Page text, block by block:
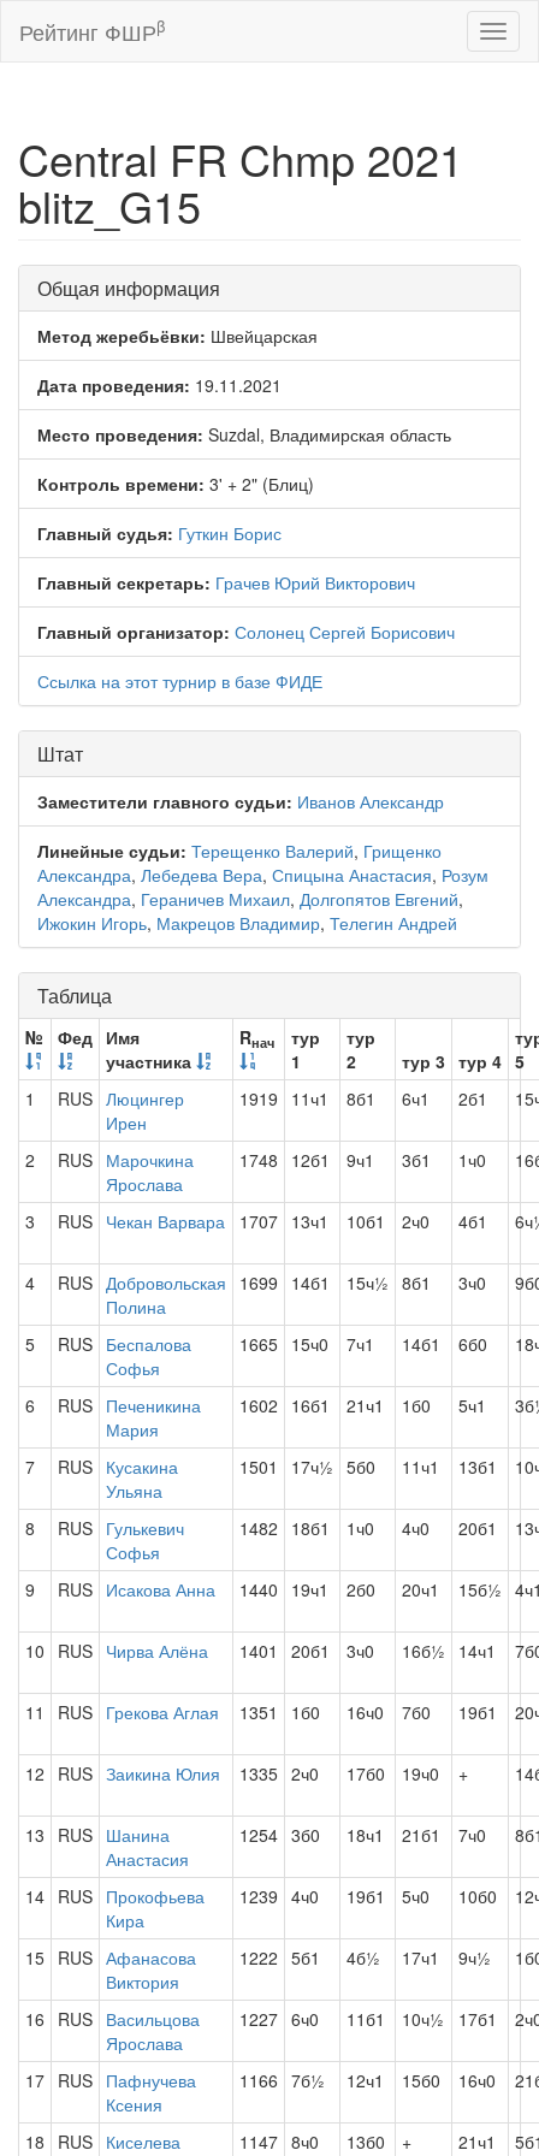
Рейтинг ФШРβ
Central FR Chmp 2021
blitz_G15
Общая информация
Метод жеребьёвки: Швейцарская
Дата проведения: 19.11.2021
Место проведения: Suzdal, Владимирская область
Контроль времени: 3' + 2" (Блиц)
Главный судья: Гуткин Борис
Главный секретарь: Грачев Юрий Викторович
Главный организатор: Солонец Сергей Борисович
Ссылка на этот турнир в базе ФИДЕ
Штат
Заместители главного судьи: Иванов Александр
Линейные судьи: Терещенко Валерий, Грищенко
Александра, Лебедева Вера, Спицына Анастасия, Розум
Александра, Гераничев Михаил, Долгопятов Евгений,
Ижокин Игорь, Макрецов Владимир, Телегин Андрей
Таблица
№ Фед Имя
участника
Rнач
тур
1
тур
2
тур 3 тур 4 5
1
RUS Люцингер
Ирен
1919 11ч1 8б1 6ч1 2б1
2 RUS Марочкина
Ярослава
1748 12б1 9ч1 3б1 1ч0
3 RUS Чекан Варвара 1707 13ч1 10б1 2ч0 4б1
4 RUS Добровольская
Полина
1699 14б1 15ч½ 8б1 3ч0
5 RUS Беспалова
Софья
1665 15ч0 7ч1 14б1 6б0
6 RUS Печеникина
Мария
1602 16б1 21ч1 1б0 5ч1
7 RUS Кусакина
Ульяна
1501 17ч½ 5б0 11ч1 13б1
8 RUS Гулькевич
Софья
1482 18б1 1ч0 4ч0 20б1
9 RUS Исакова Анна 1440 19ч1 2б0 20ч1 15б½
10 RUS Чирва Алёна 1401 20б1 3ч0 16б½ 14ч1
11 RUS Грекова Аглая 1351 1б0 16ч0 7б0 19б1
12 RUS Заикина Юлия 1335 2ч0 17б0 19ч0 +
13 RUS Шанина
Анастасия
1254 3б0 18ч1 21б1 7ч0
14 RUS Прокофьева
Кира
1239 4ч0 19б1 5ч0 10б0
15 RUS Афанасова
Виктория
1222 5б1 4б½ 17ч1 9ч½
16 RUS Васильцова
Ярослава
1227 6ч0 11б1 10ч½ 17б1
17 RUS Пафнучева
Ксения
1166 7б½ 12ч1 15б0 16ч0
18 RUS Киселева
1147 8ч0 13б0 + 21ч1